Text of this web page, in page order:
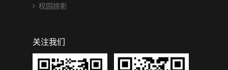
校园掠影
关注我们